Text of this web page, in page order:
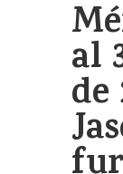
al
de